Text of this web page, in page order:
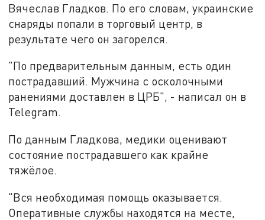
Вячеслав Гладков. По его словам, украинские
снаряды попали в торговый центр, в
результате чего он загорелся.
"По предварительным данным, есть один
пострадавший. Мужчина с осколочными
ранениями доставлен в ЦРБ", - написал он в
Telegram.
По данным Гладкова, медики оценивают
состояние пострадавшего как крайне
тяжёлое.
"Вся необходимая помощь оказывается.
Оперативные службы находятся на месте,